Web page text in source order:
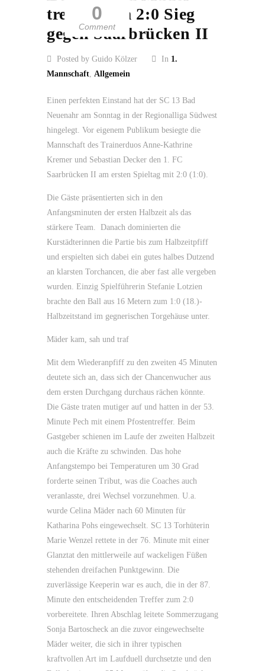
0
Comment
treffen zum 2:0 Sieg
gegen Saarbrücken II
Posted by Guido Kölzer In 1.
Mannschaft, Allgemein
Einen perfekten Einstand hat der SC 13 Bad
Neuenahr am Sonntag in der Regionalliga Südwest
hingelegt. Vor eigenem Publikum besiegte die
Mannschaft des Trainerduos Anne-Kathrine
Kremer und Sebastian Decker den 1. FC
Saarbrücken II am ersten Spieltag mit 2:0 (1:0).
Die Gäste präsentierten sich in den
Anfangsminuten der ersten Halbzeit als das
stärkere Team. Danach dominierten die
Kurstädterinnen die Partie bis zum Halbzeitpfiff
und erspielten sich dabei ein gutes halbes Dutzend
an klarsten Torchancen, die aber fast alle vergeben
wurden. Einzig Spielführerin Stefanie Lotzien
brachte den Ball aus 16 Metern zum 1:0 (18.)-
Halbzeitstand im gegnerischen Torgehäuse unter.
Mäder kam, sah und traf
Mit dem Wiederanpfiff zu den zweiten 45 Minuten
deutete sich an, dass sich der Chancenwucher aus
dem ersten Durchgang durchaus rächen könnte.
Die Gäste traten mutiger auf und hatten in der 53.
Minute Pech mit einem Pfostentreffer. Beim
Gastgeber schienen im Laufe der zweiten Halbzeit
auch die Kräfte zu schwinden. Das hohe
Anfangstempo bei Temperaturen um 30 Grad
forderte seinen Tribut, was die Coaches auch
veranlasste, drei Wechsel vorzunehmen. U.a.
wurde Celina Mäder nach 60 Minuten für
Katharina Pohs eingewechselt. SC 13 Torhüterin
Marie Wenzel rettete in der 76. Minute mit einer
Glanztat den mittlerweile auf wackeligen Füßen
stehenden dreifachen Punktgewinn. Die
zuverlässige Keeperin war es auch, die in der 87.
Minute den entscheidenden Treffer zum 2:0
vorbereitete. Ihren Abschlag leitete Sommerzugang
Sonja Bartoscheck an die zuvor eingewechselte
Mäder weiter, die sich in ihrer typischen
kraftvollen Art im Laufduell durchsetzte und den